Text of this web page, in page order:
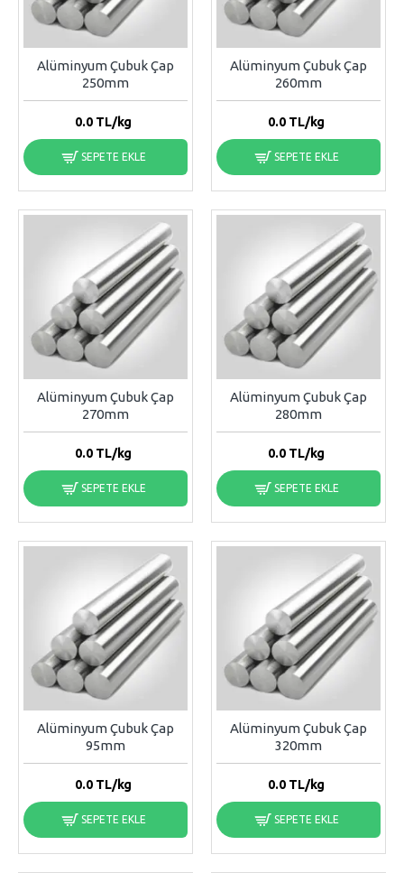
Alüminyum Çubuk Çap
250mm
0.0TL/kg
SEPETE EKLE
Alüminyum Çubuk Çap
260mm
0.0TL/kg
SEPETE EKLE
Alüminyum Çubuk Çap
270mm
0.0TL/kg
SEPETE EKLE
Alüminyum Çubuk Çap
280mm
0.0TL/kg
SEPETE EKLE
Alüminyum Çubuk Çap
95mm
0.0TL/kg
SEPETE EKLE
Alüminyum Çubuk Çap
320mm
0.0TL/kg
SEPETE EKLE